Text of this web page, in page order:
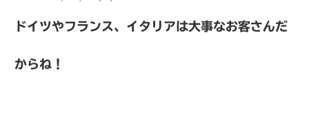
ドイツやフランス、イタリアは大事なお客さんだ
からね！